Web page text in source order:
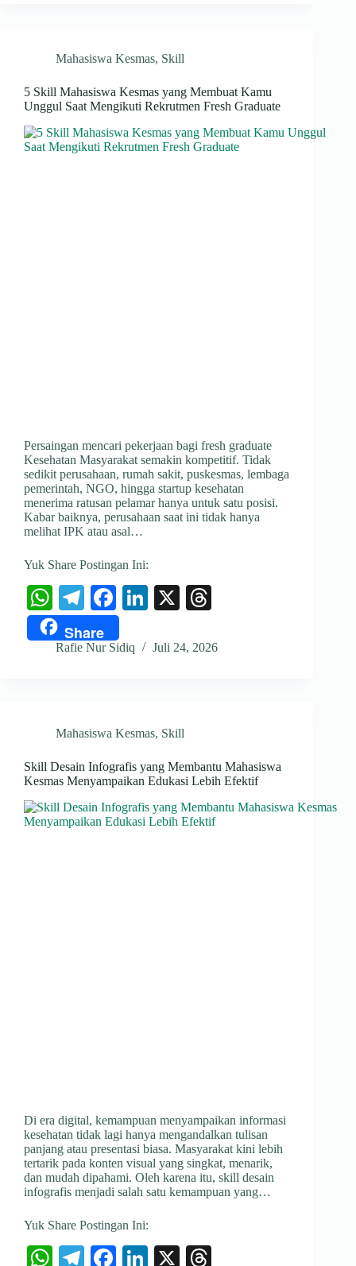
Mahasiswa Kesmas, Skill
5 Skill Mahasiswa Kesmas yang Membuat Kamu
Unggul Saat Mengikuti Rekrutmen Fresh Graduate
Persaingan mencari pekerjaan bagi fresh graduate
Kesehatan Masyarakat semakin kompetitif. Tidak
sedikit perusahaan, rumah sakit, puskesmas, lembaga
pemerintah, NGO, hingga startup kesehatan
menerima ratusan pelamar hanya untuk satu posisi.
Kabar baiknya, perusahaan saat ini tidak hanya
melihat IPK atau asal…
Yuk Share Postingan Ini:
W
ha
ts
Te
le
gr
Fa
ce
bo
Li
ed
X
ea
Share
Rafie Nur Sidiq Juli 24, 2026
Mahasiswa Kesmas, Skill
Skill Desain Infografis yang Membantu Mahasiswa
Kesmas Menyampaikan Edukasi Lebih Efektif
Di era digital, kemampuan menyampaikan informasi
kesehatan tidak lagi hanya mengandalkan tulisan
panjang atau presentasi biasa. Masyarakat kini lebih
tertarik pada konten visual yang singkat, menarik,
dan mudah dipahami. Oleh karena itu, skill desain
infografis menjadi salah satu kemampuan yang…
Yuk Share Postingan Ini:
W Te Fa Li X